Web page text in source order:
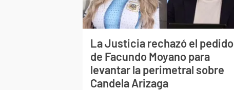
La Justicia rechazó el pedido
de Facundo Moyano para
levantar la perimetral sobre
Candela Arizaga